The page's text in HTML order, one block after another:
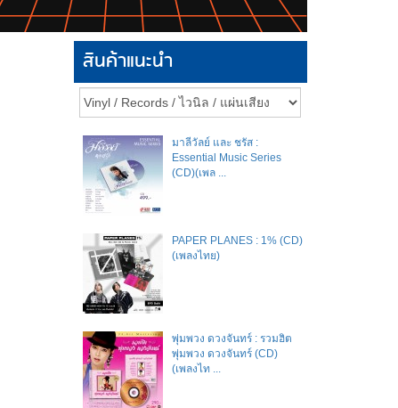
สินค้าแนะนำ
มาลีวัลย์​ และ​ ชรัส​ :
Essential Music Series
(CD)(เพล ...
PAPER PLANES : 1% (CD)
(เพลงไทย)
พุ่มพวง ดวงจันทร์ : รวมฮิต
พุ่มพวง ดวงจันทร์ (CD)
(เพลงไท ...